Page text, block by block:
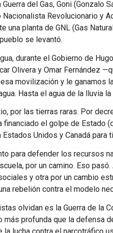
del Gas, Goni (Gonzalo
Revolucionario y
una planta de GNL (Gas
se levantó.
durante el Gobierno de
Olivera y Omar Fernández
movilización y le ganamos
Hasta el agua de la lluvia
por las tierras raras. Por
financiado el golpe de Estado
Estados Unidos y Canadá para
para defender los recursos
por un camino. Eso
y otra por un cambio
rebelión contra el modelo
olvidan es la Guerra de la
más profunda que la defensa